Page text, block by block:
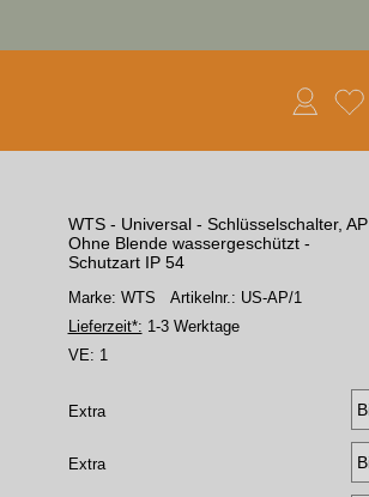
WTS - Universal - Schlüsselschalter, AP
Ohne Blende wassergeschützt -
Schutzart IP 54
Marke: WTS Artikelnr.: US-AP/1
Lieferzeit*: 1-3 Werktage
VE: 1
Extra
Extra